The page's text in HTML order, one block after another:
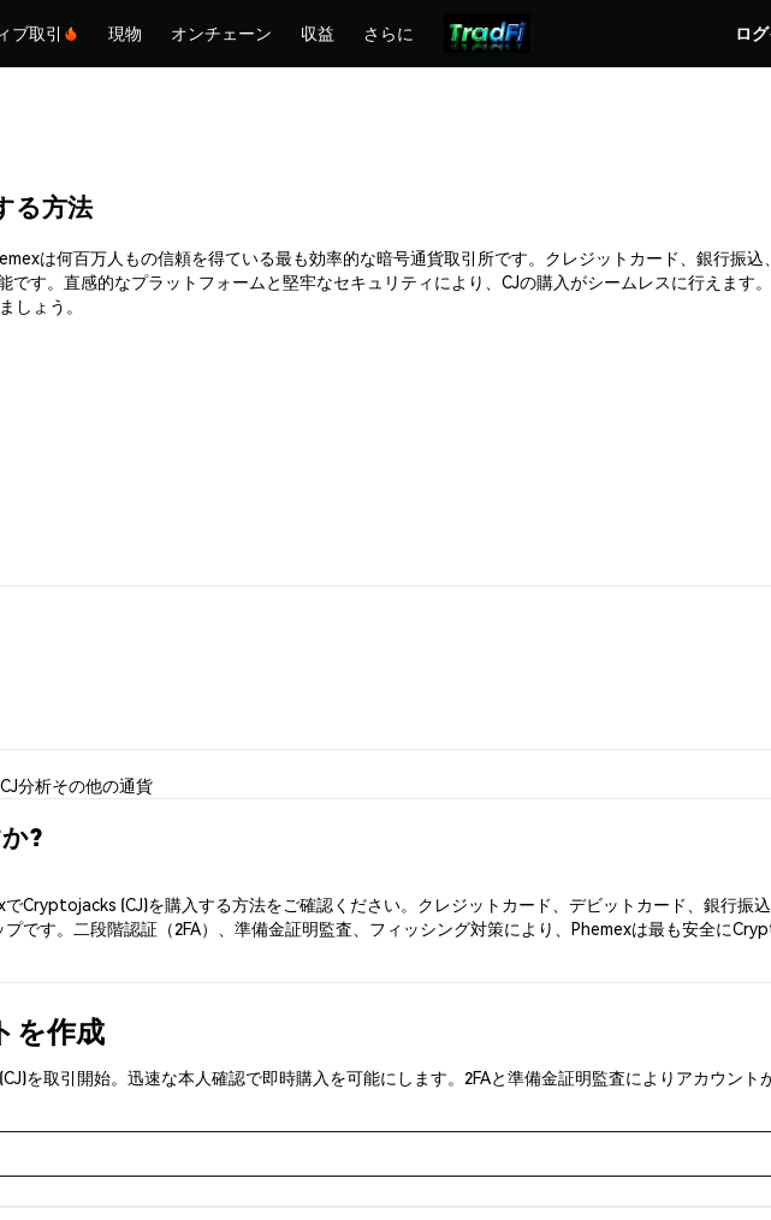
ブ取引 現物 オンチェーン 収益 さらに ロ
る方法
は何百万人もの信頼を得ている最も効率的な暗号通貨取引所です。クレジットカード、銀行振込
す。直感的なプラットフォームと堅牢なセキュリティにより、CJの購入がシームレスに行えます
しょう。
CJ分析その他の通貨
?
Cryptojacks (CJ)を購入する方法をご確認ください。クレジットカード、デビットカード、銀行振
です。二段階認証（2FA）、準備金証明監査、フィッシング対策により、Phemexは最も安全に
を作成
を取引開始。迅速な本人確認で即時購入を可能にします。2FAと準備金証明監査によりアカウント